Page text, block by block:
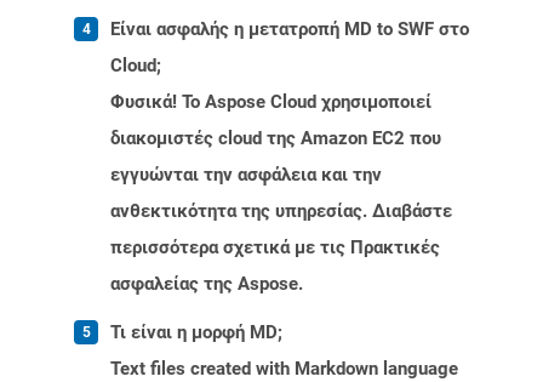
Είναι ασφαλής η μετατροπή MD to SWF στο
Cloud;
Φυσικά! Το Aspose Cloud χρησιμοποιεί
διακομιστές cloud της Amazon EC2 που
εγγυώνται την ασφάλεια και την
ανθεκτικότητα της υπηρεσίας. Διαβάστε
περισσότερα σχετικά με τις Πρακτικές
ασφαλείας της Aspose.
Τι είναι η μορφή MD;
Text files created with Markdown language